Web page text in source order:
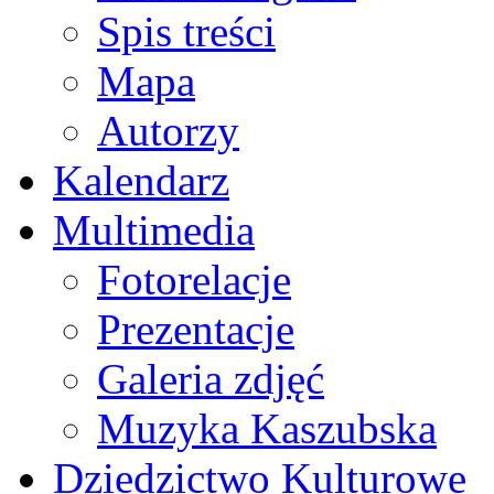
Spis treści
Mapa
Autorzy
Kalendarz
Multimedia
Fotorelacje
Prezentacje
Galeria zdjęć
Muzyka Kaszubska
Dziedzictwo Kulturowe